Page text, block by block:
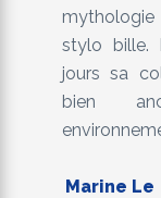
stylo bille.
jours sa
bien
Marine Le